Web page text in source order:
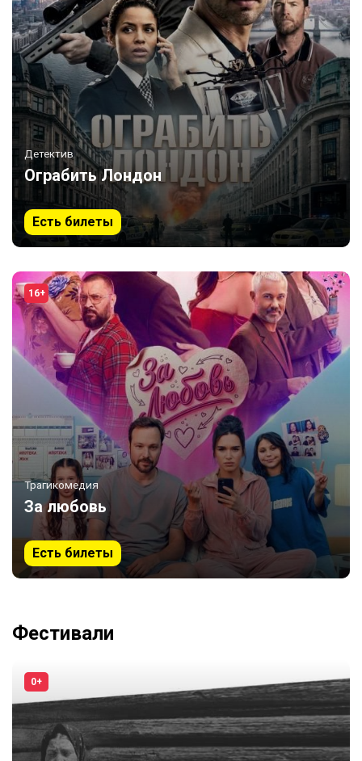
Детектив
Ограбить Лондон
Есть билеты
16+
Трагикомедия
За любовь
Есть билеты
Фестивали
0+